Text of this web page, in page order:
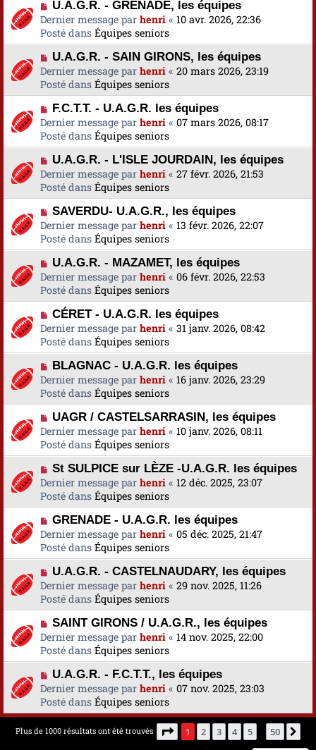
g
e
e
s
s
a
g
e
e
a
u
m
e
s
s
a
g
e
N
o
u
v
e
a
u
m
e
s
s
a
g
e
U.A.G.R. - GRENADE, les équipes
Dernier message par henri « 10 avr. 2026, 22:36
Posté dans Équipes seniors
N
o
u
v
e
a
u
m
e
s
s
a
g
e
U.A.G.R. - SAIN GIRONS, les équipes
Dernier message par henri « 20 mars 2026, 23:19
Posté dans Équipes seniors
N
o
u
v
e
a
u
m
e
s
s
a
g
e
F.C.T.T. - U.A.G.R. les équipes
Dernier message par henri « 07 mars 2026, 08:17
Posté dans Équipes seniors
N
o
u
v
e
a
u
m
e
s
s
a
g
e
U.A.G.R. - L'ISLE JOURDAIN, les équipes
Dernier message par henri « 27 févr. 2026, 21:53
Posté dans Équipes seniors
N
o
u
v
e
a
u
m
e
s
s
a
g
e
SAVERDU- U.A.G.R., les équipes
Dernier message par henri « 13 févr. 2026, 22:07
Posté dans Équipes seniors
N
o
u
v
e
a
u
m
e
s
s
a
g
e
U.A.G.R. - MAZAMET, les équipes
Dernier message par henri « 06 févr. 2026, 22:53
Posté dans Équipes seniors
N
o
u
v
e
a
u
m
e
s
s
a
g
e
CÉRET - U.A.G.R. les équipes
Dernier message par henri « 31 janv. 2026, 08:42
Posté dans Équipes seniors
N
o
u
v
e
a
u
m
e
s
s
a
g
e
BLAGNAC - U.A.G.R. les équipes
Dernier message par henri « 16 janv. 2026, 23:29
Posté dans Équipes seniors
N
o
u
v
e
a
u
m
e
s
s
a
g
e
UAGR / CASTELSARRASIN, les équipes
Dernier message par henri « 10 janv. 2026, 08:11
Posté dans Équipes seniors
N
o
u
v
e
a
u
m
e
s
s
a
g
e
St SULPICE sur LÈZE -U.A.G.R. les équipes
Dernier message par henri « 12 déc. 2025, 23:07
Posté dans Équipes seniors
N
o
u
v
e
a
u
m
e
s
s
a
g
e
GRENADE - U.A.G.R. les équipes
Dernier message par henri « 05 déc. 2025, 21:47
Posté dans Équipes seniors
N
o
u
v
e
a
u
m
e
s
s
a
g
U.A.G.R. - CASTELNAUDARY, les équipes
Dernier message par henri « 29 nov. 2025, 11:26
Posté dans Équipes seniors
N
o
u
v
e
a
u
m
e
SAINT GIRONS / U.A.G.R., les équipes
Dernier message par henri « 14 nov. 2025, 22:00
Posté dans Équipes seniors
N
o
u
v
e
U.A.G.R. - F.C.T.T., les équipes
Dernier message par henri « 07 nov. 2025, 23:03
Posté dans Équipes seniors
Plus de 1000 résultats ont été trouvés Page 1sur50
1 2 3 4 5 50